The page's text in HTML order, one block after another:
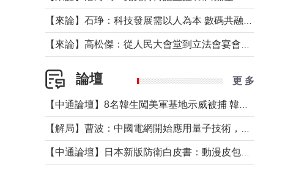
論壇 更 多